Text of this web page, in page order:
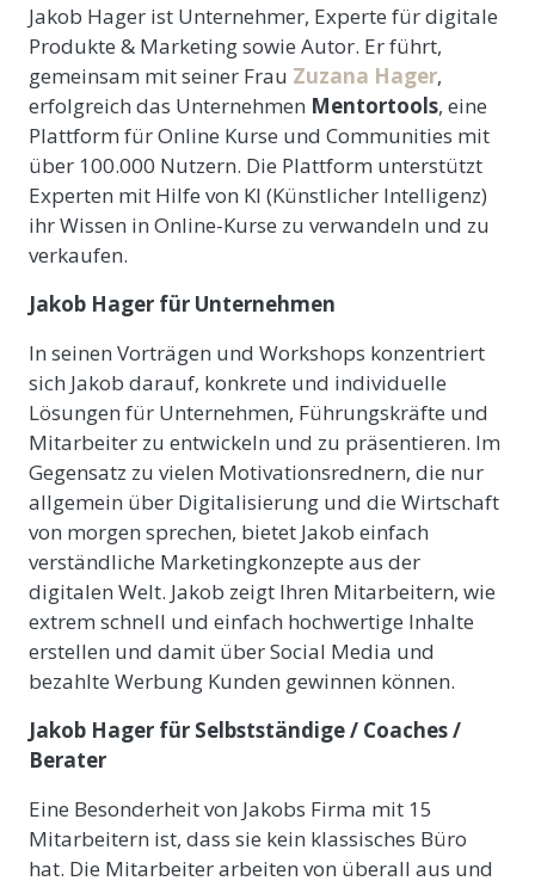
Jakob Hager ist Unternehmer, Experte für digitale
Produkte & Marketing sowie Autor. Er führt,
gemeinsam mit seiner Frau Zuzana Hager,
erfolgreich das Unternehmen Mentortools, eine
Plattform für Online Kurse und Communities mit
über 100.000 Nutzern. Die Plattform unterstützt
Experten mit Hilfe von KI (Künstlicher Intelligenz)
ihr Wissen in Online-Kurse zu verwandeln und zu
verkaufen.
Jakob Hager für Unternehmen
In seinen Vorträgen und Workshops konzentriert
sich Jakob darauf, konkrete und individuelle
Lösungen für Unternehmen, Führungskräfte und
Mitarbeiter zu entwickeln und zu präsentieren. Im
Gegensatz zu vielen Motivationsrednern, die nur
allgemein über Digitalisierung und die Wirtschaft
von morgen sprechen, bietet Jakob einfach
verständliche Marketingkonzepte aus der
digitalen Welt. Jakob zeigt Ihren Mitarbeitern, wie
extrem schnell und einfach hochwertige Inhalte
erstellen und damit über Social Media und
bezahlte Werbung Kunden gewinnen können.
Jakob Hager für Selbstständige / Coaches /
Berater
Eine Besonderheit von Jakobs Firma mit 15
Mitarbeitern ist, dass sie kein klassisches Büro
hat. Die Mitarbeiter arbeiten von überall aus und